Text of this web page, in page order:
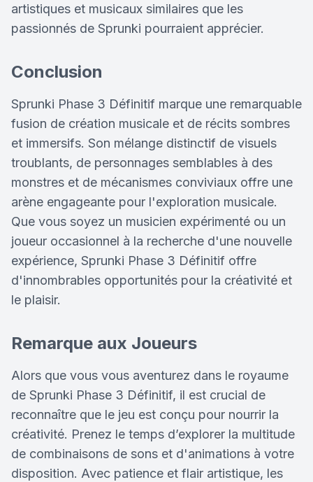
artistiques et musicaux similaires que les
passionnés de Sprunki pourraient apprécier.
Conclusion
Sprunki Phase 3 Définitif marque une remarquable
fusion de création musicale et de récits sombres
et immersifs. Son mélange distinctif de visuels
troublants, de personnages semblables à des
monstres et de mécanismes conviviaux offre une
arène engageante pour l'exploration musicale.
Que vous soyez un musicien expérimenté ou un
joueur occasionnel à la recherche d'une nouvelle
expérience, Sprunki Phase 3 Définitif offre
d'innombrables opportunités pour la créativité et
le plaisir.
Remarque aux Joueurs
Alors que vous vous aventurez dans le royaume
de Sprunki Phase 3 Définitif, il est crucial de
reconnaître que le jeu est conçu pour nourrir la
créativité. Prenez le temps d’explorer la multitude
de combinaisons de sons et d'animations à votre
disposition. Avec patience et flair artistique, les